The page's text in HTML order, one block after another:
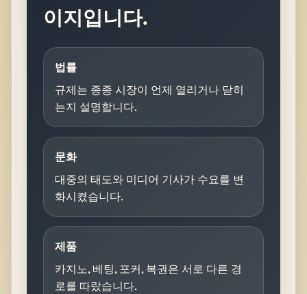
이지입니다.
법률
규제는 종종 시장이 언제 열리거나 닫히
는지 설명합니다.
문화
대중의 태도와 미디어 기사가 수요를 변
화시켰습니다.
제품
카지노, 베팅, 포커, 복권은 서로 다른 경
로를 따랐습니다.